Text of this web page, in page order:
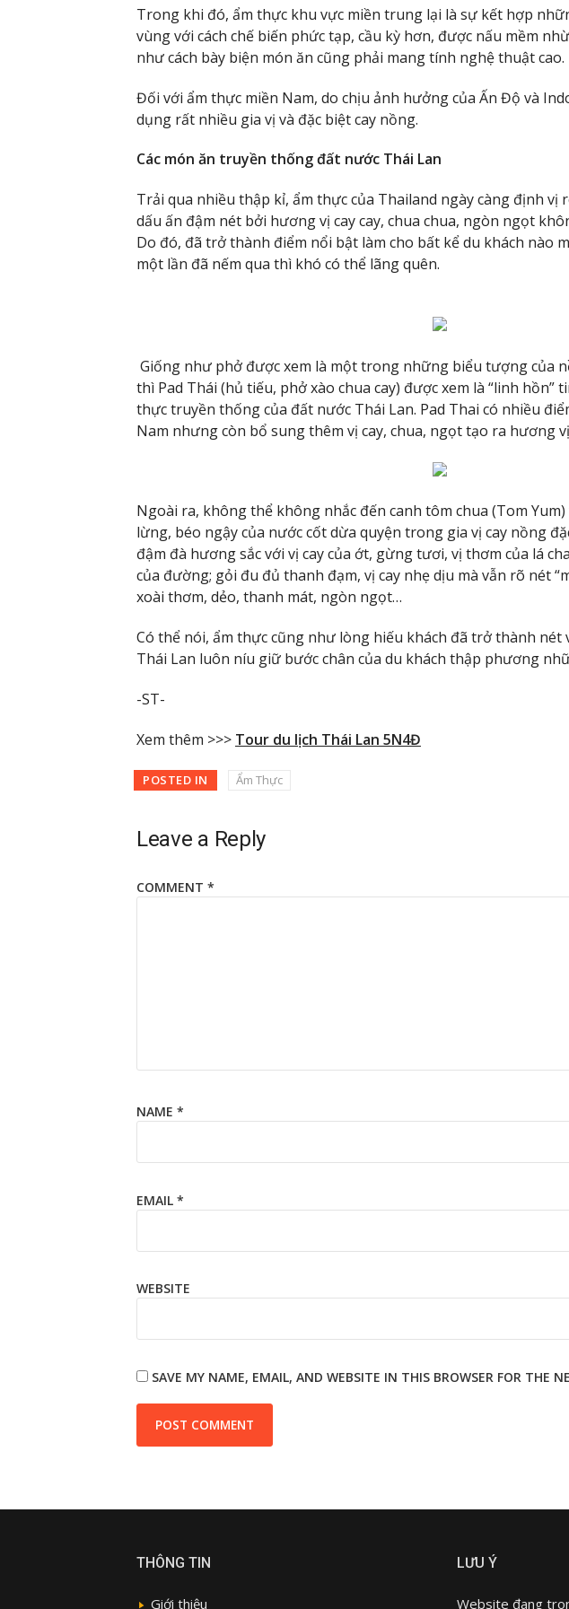
Trong khi đó, ẩm thực khu vực miền trung lại là sự kết hợp
vùng với cách chế biến phức tạp, cầu kỳ hơn, được nấu mềm
như cách bày biện món ăn cũng phải mang tính nghệ thuật cao.
Đối với ẩm thực miền Nam, do chịu ảnh hưởng của Ấn Độ và
dụng rất nhiều gia vị và đặc biệt cay nồng.
Các món ăn truyền thống đất nước Thái Lan
Trải qua nhiều thập kỉ, ẩm thực của Thailand ngày càng định
dấu ấn đậm nét bởi hương vị cay cay, chua chua, ngòn ngọt
Do đó, đã trở thành điểm nổi bật làm cho bất kể du khách nào
một lần đã nếm qua thì khó có thể lãng quên.
Giống như phở được xem là một trong những biểu tượng của
thì Pad Thái (hủ tiếu, phở xào chua cay) được xem là “linh hồn”
thực truyền thống của đất nước Thái Lan. Pad Thai có nhiều
Nam nhưng còn bổ sung thêm vị cay, chua, ngọt tạo ra hương
Ngoài ra, không thể không nhắc đến canh tôm chua (Tom
lừng, béo ngậy của nước cốt dừa quyện trong gia vị cay nồng
đậm đà hương sắc với vị cay của ớt, gừng tươi, vị thơm của lá
của đường; gỏi đu đủ thanh đạm, vị cay nhẹ dịu mà vẫn rõ nét
xoài thơm, dẻo, thanh mát, ngòn ngọt…
Có thể nói, ẩm thực cũng như lòng hiếu khách đã trở thành nét
Thái Lan luôn níu giữ bước chân của du khách thập phương
-ST-
Xem thêm >>> Tour du lịch Thái Lan 5N4Đ
POSTED IN Ẩm Thực
Leave a Reply
COMMENT *
NAME *
EMAIL *
WEBSITE
SAVE MY NAME, EMAIL, AND WEBSITE IN THIS BROWSER FOR THE
THÔNG TIN
Giới thiệu
LƯU Ý
Website đang